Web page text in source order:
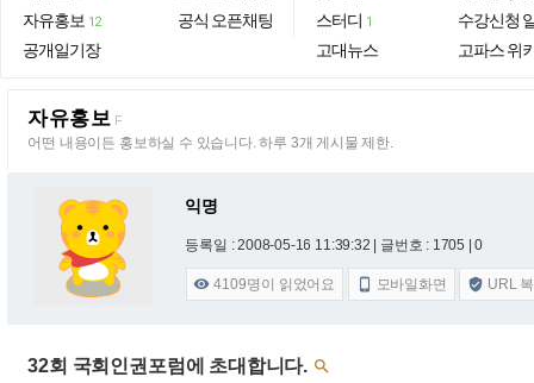
자유홍보 12
공개일기장
공식 오픈채팅
스터디 1
고대뉴스
수강신청
고파스 위
자유홍보 F
어떤 내용이든 홍보하실 수 있습니다. 하루 3개 게시물 제한.
익명
등록일 : 2008-05-16 11:39:32 | 글번호 : 1705 | 0
 4109명이 읽었어요  모바일화면  URL
32회 국회인권포럼에 초대합니다. 